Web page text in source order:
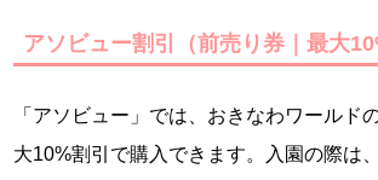
アソビュー割引（前売り券｜最大
「アソビュー」では、おきなわワールド
大10%割引で購入できます。入園の際は